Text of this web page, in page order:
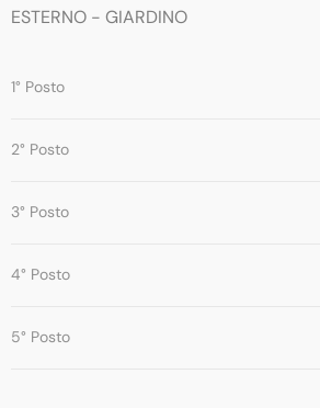
ESTERNO - GIARDINO
1° Posto
2° Posto
3° Posto
4° Posto
5° Posto